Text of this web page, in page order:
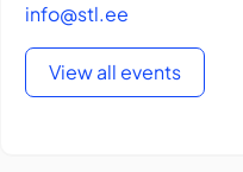
info@stl.ee
View all events